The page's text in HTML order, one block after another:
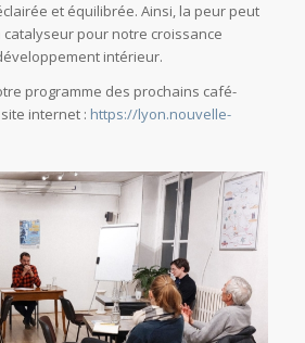
et équilibrée. Ainsi, la peur peut
pour notre croissance
intérieur.
programme des prochains café-
internet : https://lyon.nouvelle-